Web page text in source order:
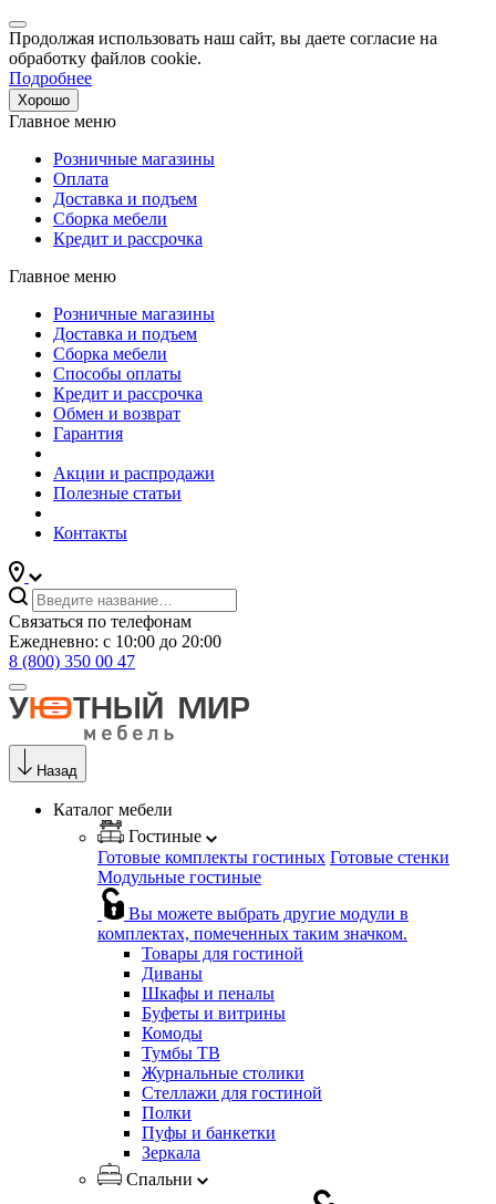
Продолжая использовать наш сайт, вы даете согласие на
обработку файлов cookie.
Подробнее
Хорошо
Главное меню
Розничные магазины
Оплата
Доставка и подъем
Сборка мебели
Кредит и рассрочка
Главное меню
Розничные магазины
Доставка и подъем
Сборка мебели
Способы оплаты
Кредит и рассрочка
Обмен и возврат
Гарантия
Акции и распродажи
Полезные статьи
Контакты
Связаться по телефонам
Ежедневно: с 10:00 до 20:00
8 (800) 350 00 47
Назад
Каталог мебели
Гостиные
Готовые комплекты гостиных Готовые стенки
Модульные гостиные
Вы можете выбрать другие модули в
комплектах, помеченных таким значком.
Товары для гостиной
Диваны
Шкафы и пеналы
Буфеты и витрины
Комоды
Тумбы ТВ
Журнальные столики
Стеллажи для гостиной
Полки
Пуфы и банкетки
Зеркала
Спальни